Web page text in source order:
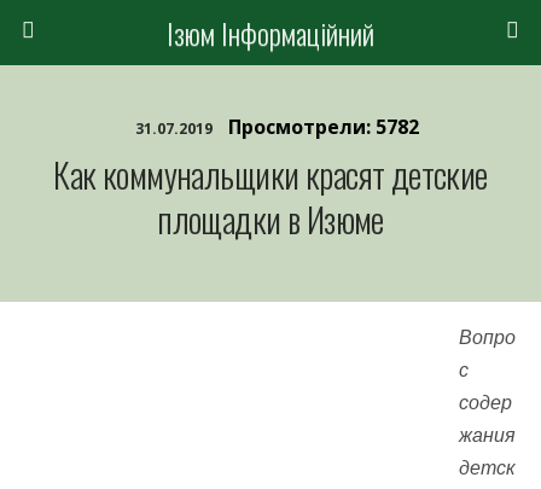
Ізюм Інформаційний
31.07.2019 Просмотрели: 5782
Как коммунальщики красят детские
площадки в Изюме
Вопро
с
содер
жания
детск